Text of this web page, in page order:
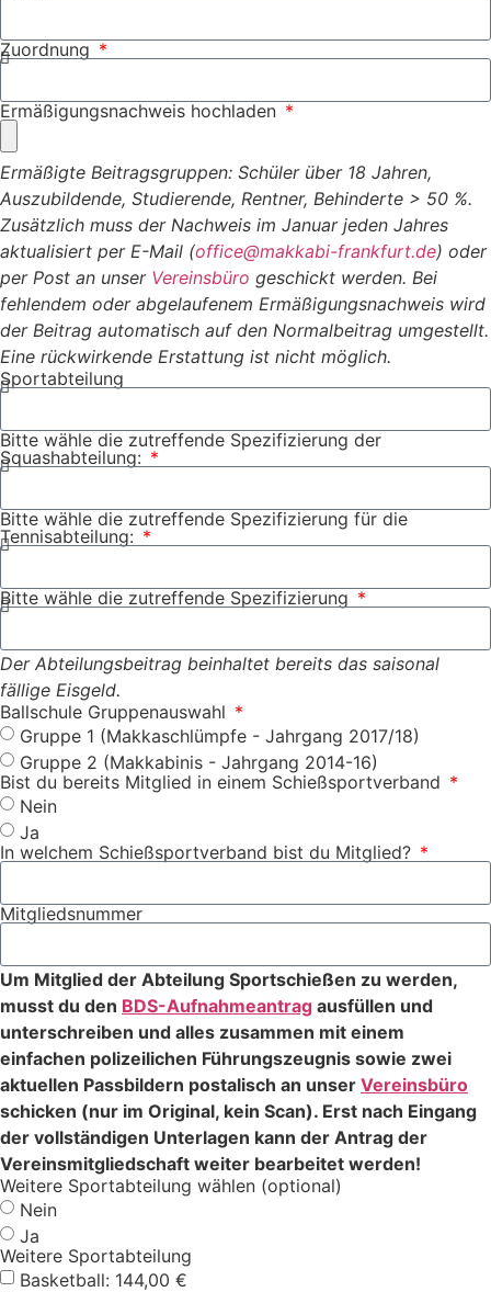
Zuordnung
Ermäßigungsnachweis hochladen
Ermäßigte Beitragsgruppen: Schüler über 18 Jahren,
Auszubildende, Studierende, Rentner, Behinderte > 50 %.
Zusätzlich muss der Nachweis im Januar jeden Jahres
aktualisiert per E-Mail (office@makkabi-frankfurt.de) oder
per Post an unser Vereinsbüro geschickt werden. Bei
fehlendem oder abgelaufenem Ermäßigungsnachweis wird
der Beitrag automatisch auf den Normalbeitrag umgestellt.
Eine rückwirkende Erstattung ist nicht möglich.
Sportabteilung
Bitte wähle die zutreffende Spezifizierung der
Squashabteilung:
Bitte wähle die zutreffende Spezifizierung für die
Tennisabteilung:
Bitte wähle die zutreffende Spezifizierung
Der Abteilungsbeitrag beinhaltet bereits das saisonal
fällige Eisgeld.
Ballschule Gruppenauswahl
Gruppe 1 (Makkaschlümpfe - Jahrgang 2017/18)
Gruppe 2 (Makkabinis - Jahrgang 2014-16)
Bist du bereits Mitglied in einem Schießsportverband
Nein
Ja
In welchem Schießsportverband bist du Mitglied?
Mitgliedsnummer
Um Mitglied der Abteilung Sportschießen zu werden,
musst du den BDS-Aufnahmeantrag ausfüllen und
unterschreiben und alles zusammen mit einem
einfachen polizeilichen Führungszeugnis sowie zwei
aktuellen Passbildern postalisch an unser Vereinsbüro
schicken (nur im Original, kein Scan). Erst nach Eingang
der vollständigen Unterlagen kann der Antrag der
Vereinsmitgliedschaft weiter bearbeitet werden!
Weitere Sportabteilung wählen (optional)
Nein
Ja
Weitere Sportabteilung
Basketball: 144,00 €